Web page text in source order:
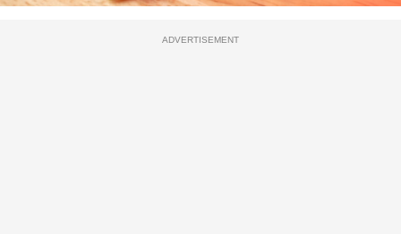
ADVERTISEMENT